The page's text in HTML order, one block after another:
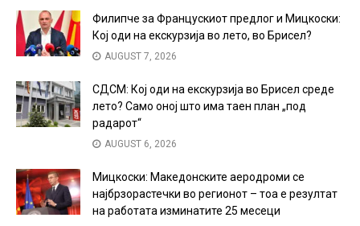
Филипче за Францускиот предлог и Мицкоски:
Кој оди на екскурзија во лето, во Брисел?
AUGUST 7, 2026
СДСМ: Кој оди на екскурзија во Брисел среде
лето? Само оној што има таен план „под
радарот“
AUGUST 6, 2026
Мицкоски: Македонските аеродроми се
најбрзорастечки во регионот – тоа е резултат
на работата изминатите 25 месеци